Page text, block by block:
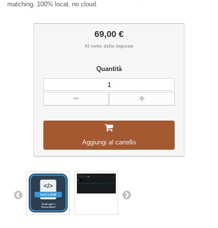
matching. 100% local, no cloud.
69,00 €
Al netto delle imposte
Quantità
Aggiungi al carrello